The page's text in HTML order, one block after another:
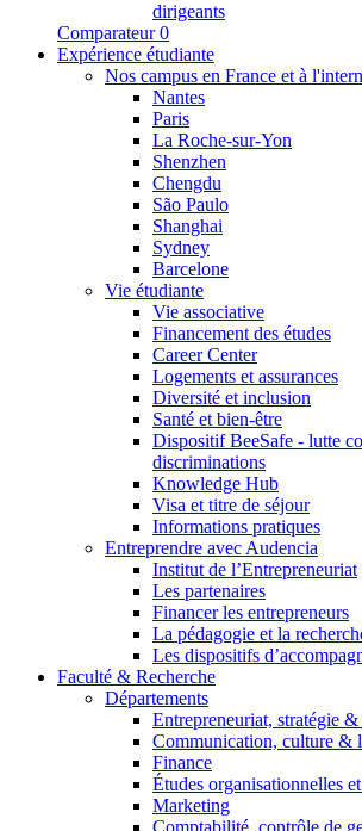
dirigeants
Comparateur 0
Expérience étudiante
Nos campus en France et à
Nantes
Paris
La Roche-sur-Yon
Shenzhen
Chengdu
São Paulo
Shanghai
Sydney
Barcelone
Vie étudiante
Vie associative
Financement des études
Career Center
Logements et assurances
Diversité et inclusion
Santé et bien-être
Dispositif BeeSafe - lutte
discriminations
Knowledge Hub
Visa et titre de séjour
Informations pratiques
Entreprendre avec Audencia
Institut de l’Entrepreneuriat
Les partenaires
Financer les entrepreneurs
La pédagogie et la
Les dispositifs
Faculté & Recherche
Départements
Entrepreneuriat, stratégie
Communication, culture &
Finance
Études organisationnelles
Marketing
Comptabilité, contrôle de